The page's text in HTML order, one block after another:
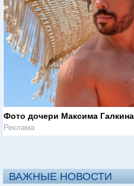
Фото дочери Максима
Реклама
ВАЖНЫЕ НОВОСТИ